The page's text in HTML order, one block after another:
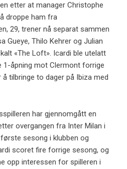
etter at manager Christophe
droppe ham fra
29, trener nå separat sammen
Gueye, Thilo Kehrer og Julian
«The Loft». Icardi ble utelatt
1-åpning mot Clermont forrige
tilbringe to dager på Ibiza med
har gjennomgått en
overgangen fra Inter Milan i
sesong i klubben og
scoret fire forrige sesong, og
opp interessen for spilleren i